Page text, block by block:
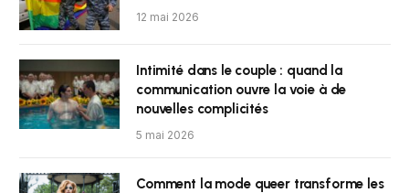
12 mai 2026
Intimité dans le couple : quand la
communication ouvre la voie à de
nouvelles complicités
5 mai 2026
Comment la mode queer transforme les